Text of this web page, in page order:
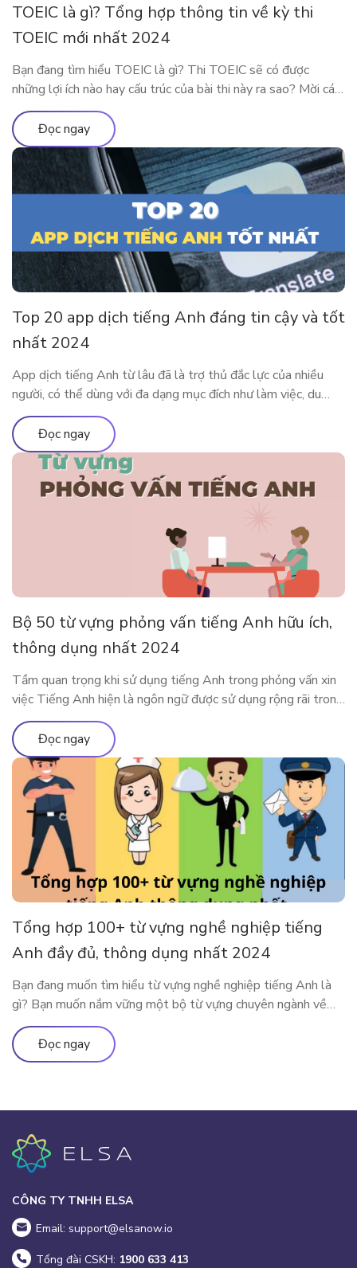
TOEIC là gì? Tổng hợp thông tin về kỳ thi
TOEIC mới nhất 2024
Bạn đang tìm hiểu TOEIC là gì? Thi TOEIC sẽ có được
những lợi ích nào hay cấu trúc của bài thi này ra sao? Mời các
độc giả theo chân ELSA Premium để tìm hiểu tất tần tật về
chứng chỉ TOEIC 2024 nhé! TOEIC là gì? Trên các diễn đàn
học tiếng Anh […]
Đọc ngay
Top 20 app dịch tiếng Anh đáng tin cậy và tốt
nhất 2024
App dịch tiếng Anh từ lâu đã là trợ thủ đắc lực của nhiều
người, có thể dùng với đa dạng mục đích như làm việc, du
lịch, học tập,… Cùng tìm hiểu 20 app dịch tiếng Anh tiện lợi
và phổ biến nhất tại đây nhé. Ưu nhược điểm của việc sử
dụng app […]
Đọc ngay
Bộ 50 từ vựng phỏng vấn tiếng Anh hữu ích,
thông dụng nhất 2024
Tầm quan trọng khi sử dụng tiếng Anh trong phỏng vấn xin
việc Tiếng Anh hiện là ngôn ngữ được sử dụng rộng rãi trong
cả giao tiếp đời sống cũng như trong công việc. Rất nhiều các
doanh nghiệp đã liệt kê tiếng Anh như một yêu cầu quan
trọng trong bản mô tả […]
Đọc ngay
Tổng hợp 100+ từ vựng nghề nghiệp tiếng
Anh đầy đủ, thông dụng nhất 2024
Bạn đang muốn tìm hiểu từ vựng nghề nghiệp tiếng Anh là
gì? Bạn muốn nắm vững một bộ từ vựng chuyên ngành về
nghề nghiệp tiếng Anh đầy đủ và thông dụng? Vậy thì mời
các độc giả theo chân ELSA Premium để khám phá tất tần
tật về bộ từ vựng mô tả […]
Đọc ngay
CÔNG TY TNHH ELSA
Email: support@elsanow.io
Tổng đài CSKH: 1900 633 413